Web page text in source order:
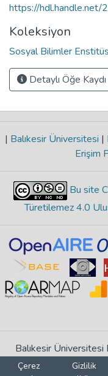
https://
Koleksiyon
Sosyal Bilimler
Detaylı Öğe Kaydı
| Balıkesir Üniversitesi |
Erişim
Bu site
Türetilemez 4.0
Balıkesir
Çerez
Gizlilik